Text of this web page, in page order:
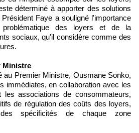
déterminé à apporter des solutions
Faye a souligné l'importance
des loyers et de la
sociaux, qu'il considère comme des
Ministre
au Premier Ministre, Ousmane Sonko,
immédiates, en collaboration avec les
les associations de consommateurs,
de régulation des coûts des loyers,
spécificités de chaque zone